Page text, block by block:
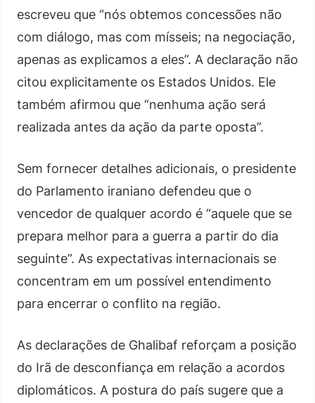
escreveu que “nós obtemos concessões não
com diálogo, mas com mísseis; na negociação,
apenas as explicamos a eles”. A declaração não
citou explicitamente os Estados Unidos. Ele
também afirmou que “nenhuma ação será
realizada antes da ação da parte oposta”.
Sem fornecer detalhes adicionais, o presidente
do Parlamento iraniano defendeu que o
vencedor de qualquer acordo é “aquele que se
prepara melhor para a guerra a partir do dia
seguinte”. As expectativas internacionais se
concentram em um possível entendimento
para encerrar o conflito na região.
As declarações de Ghalibaf reforçam a posição
do Irã de desconfiança em relação a acordos
diplomáticos. A postura do país sugere que a